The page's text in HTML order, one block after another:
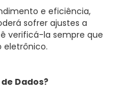
e eficiência,
sofrer ajustes a
verificá-la sempre que
eletrônico.
Dados?